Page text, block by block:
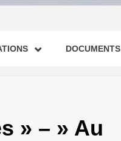
DOCUMENTS
» – » Au